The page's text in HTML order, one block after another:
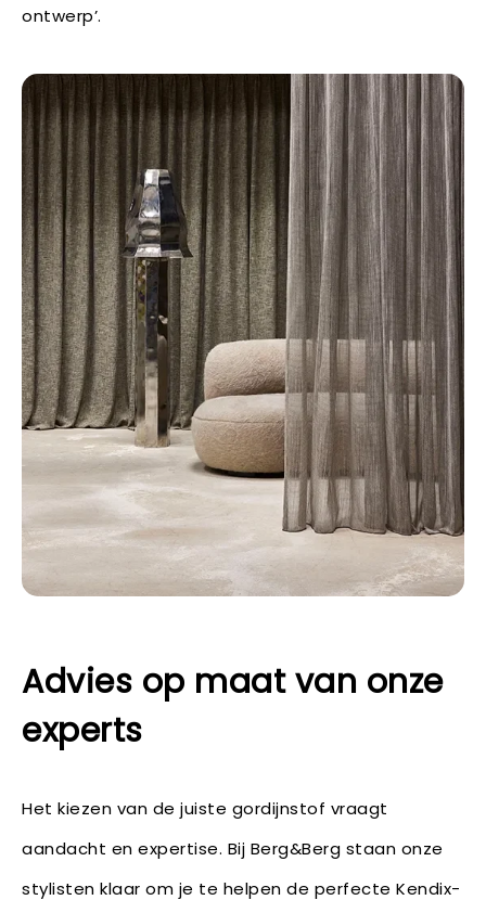
ontwerp’.
Advies op maat van onze
experts
Het kiezen van de juiste gordijnstof vraagt
aandacht en expertise. Bij Berg&Berg staan onze
stylisten klaar om je te helpen de perfecte Kendix-